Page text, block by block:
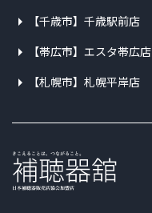
【千歳市】千歳駅前店
【帯広市】エスタ帯広店
【札幌市】札幌平岸店